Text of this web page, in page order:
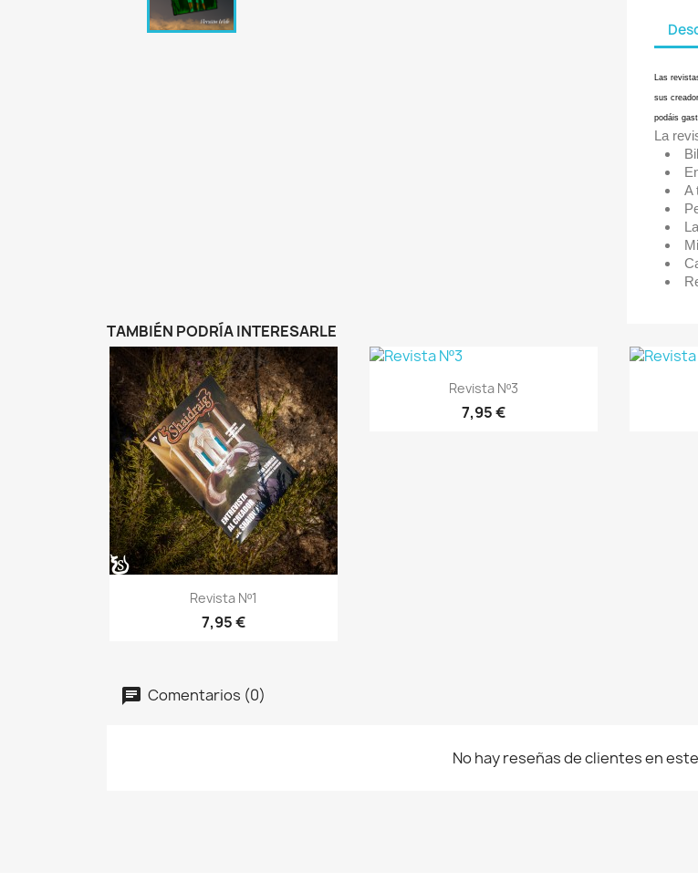
Las
sus
podáis
La
A
TAMBIÉN PODRÍA INTERESARLE
Vista rápida
Revista Nº1
7,95 €
Vista rápida
Revista Nº3
7,95 €
Comentarios (0)
No hay reseñas de clientes en